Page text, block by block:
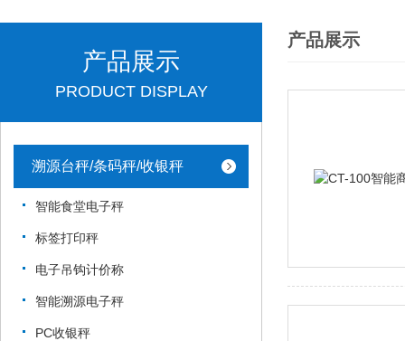
产品展示
PRODUCT DISPLAY
溯源台秤/条码秤/收银秤
智能食堂电子秤
标签打印秤
电子吊钩计价称
智能溯源电子秤
PC收银秤
产品展示